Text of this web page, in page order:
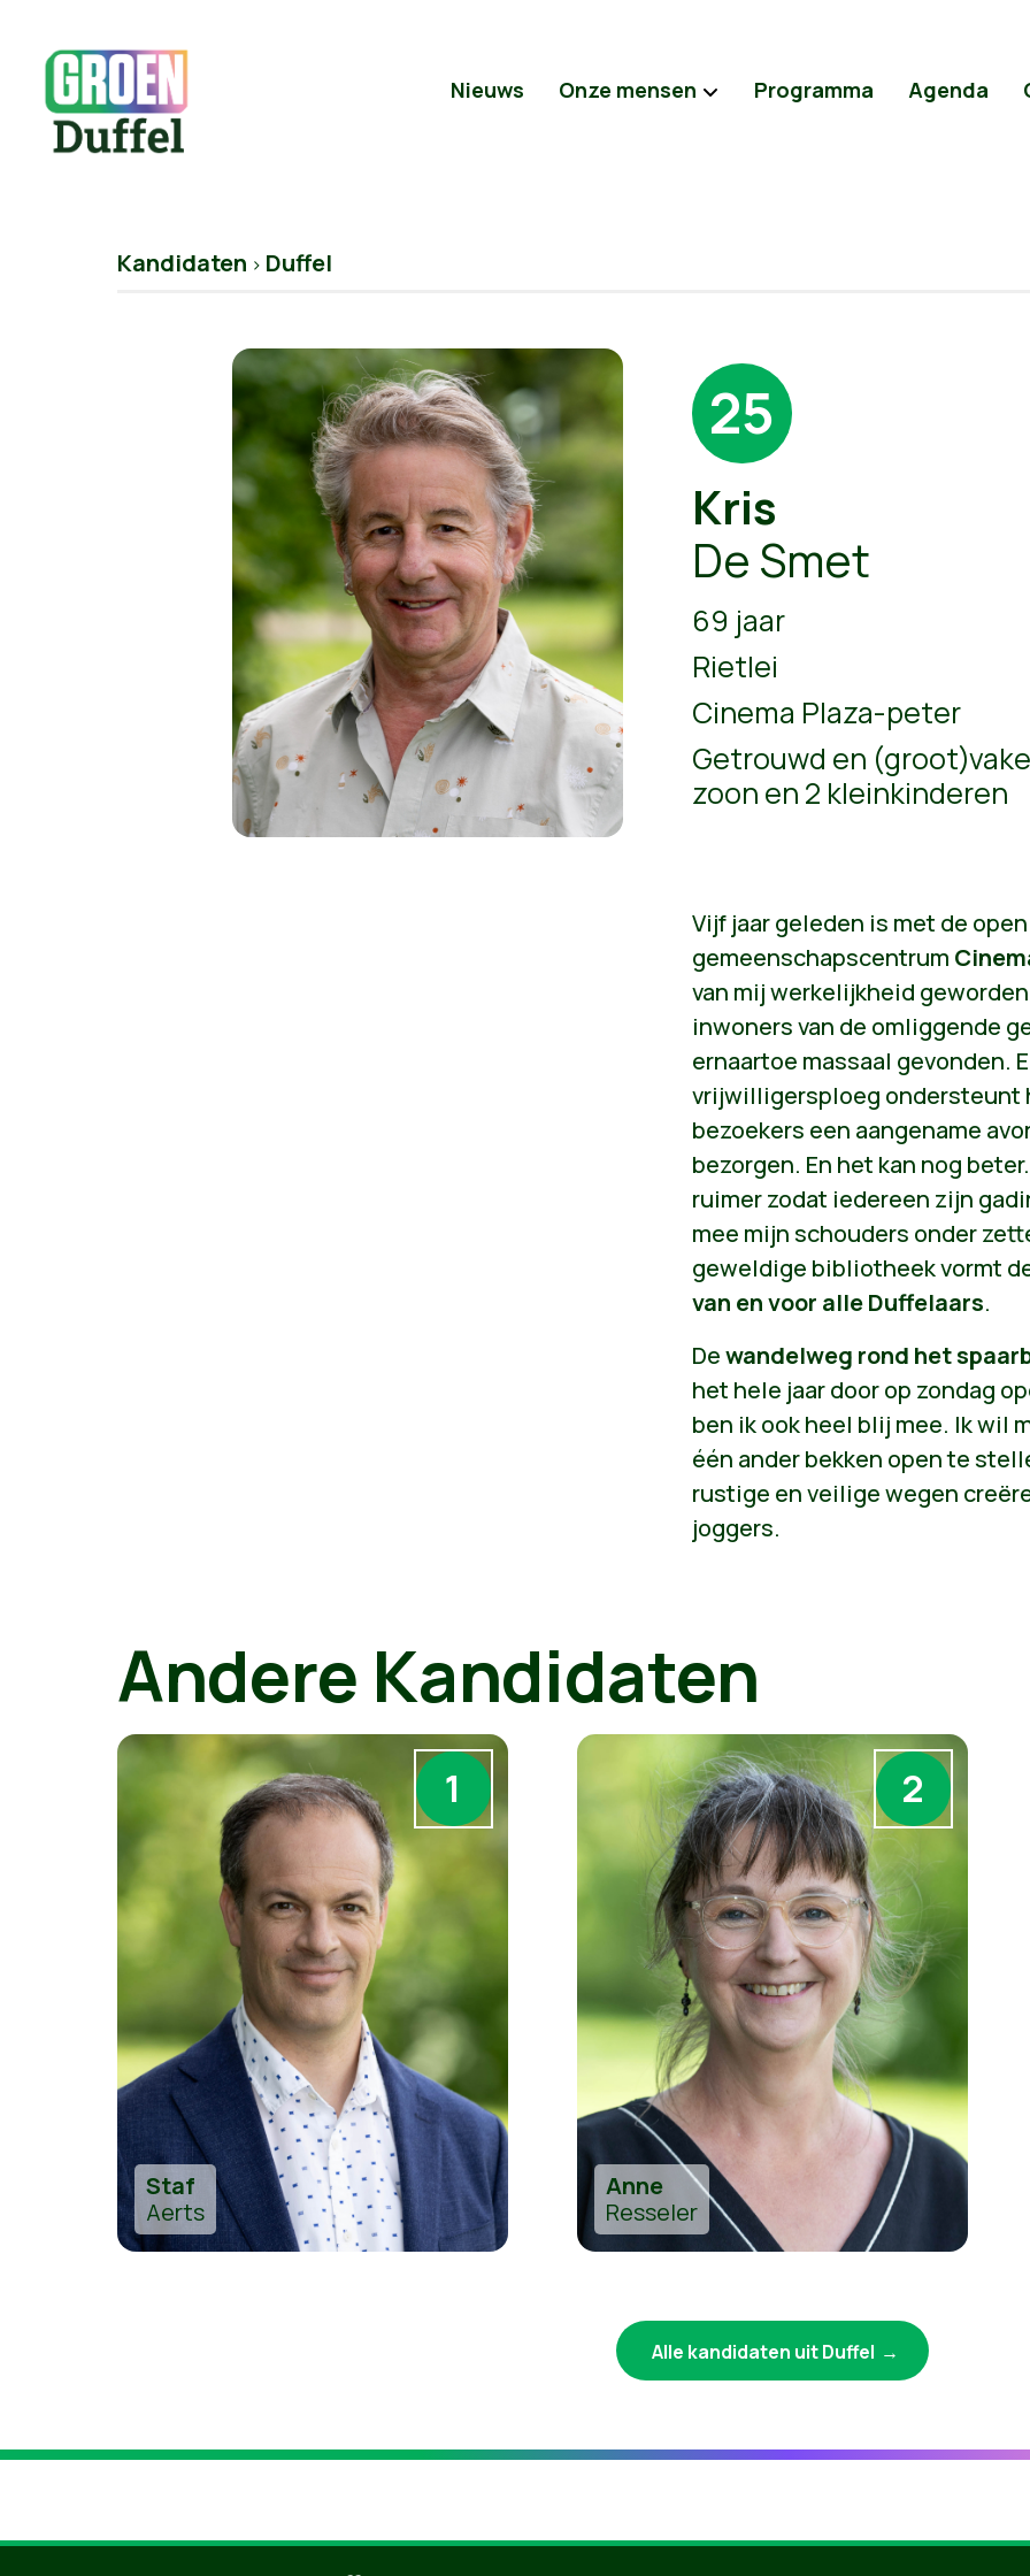
Nieuws Onze mensen Programma Agenda
Kandidaten > Duffel
25
Kris
De Smet
69 jaar
Rietlei
Cinema Plaza-peter
Getrouwd en
zoon en 2 kleinkinderen
Vijf jaar geleden is met de
gemeenschapscentrum
van mij werkelijkheid
inwoners van de omliggende
ernaartoe massaal gevonden.
vrijwilligersploeg ondersteunt
bezoekers een aangename
bezorgen. En het kan nog
ruimer zodat iedereen zijn
mee mijn schouders onder
geweldige bibliotheek vormt
van en voor alle Duffelaars.
Dewandelweg rond het
het hele jaar door op zondag
ben ik ook heel blij mee. Ik wil
één ander bekken open te
rustige en veilige wegen
joggers.
Andere Kandidaten
1
Staf
Aerts
2
Anne
Resseler
Alle kandidaten uit Duffel